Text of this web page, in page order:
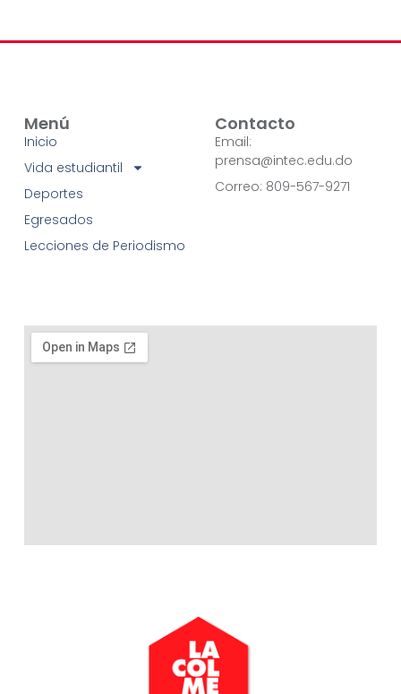
Menú
Inicio
Vida estudiantil
Deportes
Egresados
Lecciones de Periodismo
Contacto
Email:
prensa@intec.edu.do
Correo: 809-567-9271